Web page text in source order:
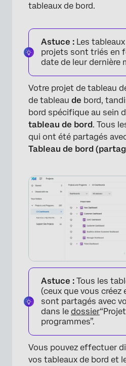
tableaux de bord.
Astuce : Les
projets sont triés en
date de leur dernière
Votre projet de tableau
de tableau de bord,
bord spécifique au sein
tableau de bord. Tous
qui ont été partagés
Tableau de bord
Astuce : Tous les
(ceux que vous créez
sont partagés avec
dans le dossier
programmes”.
Vous pouvez effectuer
vos tableaux de bord et